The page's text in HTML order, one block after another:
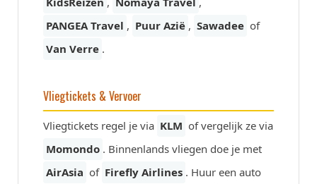
PANGEA Travel , Puur Azië , Sawadee of
Van Verre .
Vliegtickets & Vervoer
Vliegtickets regel je via KLM of vergelijk ze via
Momondo . Binnenlands vliegen doe je met
AirAsia of Firefly Airlines . Huur een auto